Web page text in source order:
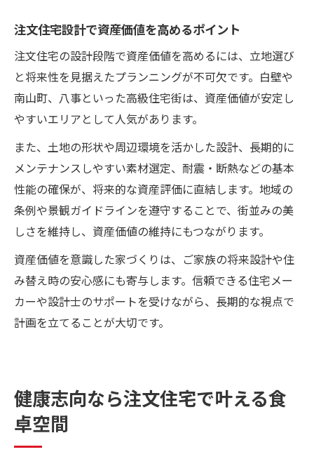
注文住宅設計で資産価値を高めるポイント
注文住宅の設計段階で資産価値を高めるには、立地選び
と将来性を見据えたプランニングが不可欠です。白壁や
南山町、八事といった高級住宅街は、資産価値が安定し
やすいエリアとして人気があります。
また、土地の形状や周辺環境を活かした設計、長期的に
メンテナンスしやすい素材選定、耐震・断熱などの基本
性能の確保が、将来的な資産評価に直結します。地域の
条例や景観ガイドラインを遵守することで、街並みの美
しさを維持し、資産価値の維持にもつながります。
資産価値を意識した家づくりは、ご家族の将来設計や住
み替え時の安心感にも寄与します。信頼できる住宅メー
カーや設計士のサポートを受けながら、長期的な視点で
計画を立てることが大切です。
健康志向なら注文住宅で叶える食
卓空間